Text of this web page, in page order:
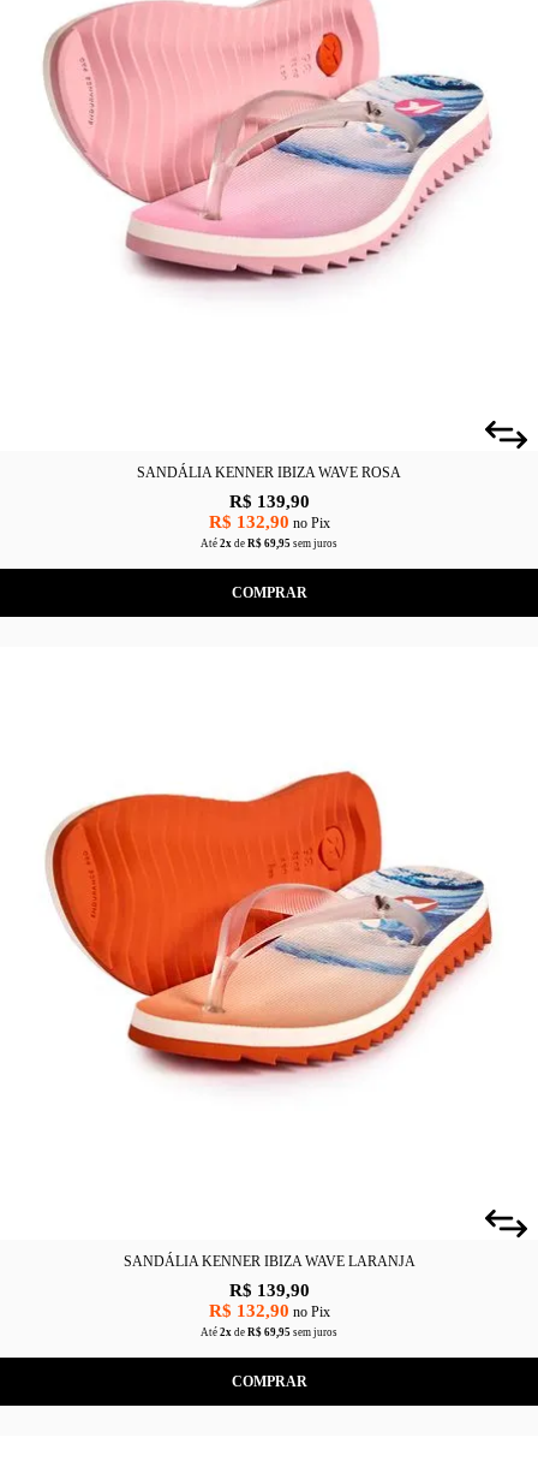
SANDÁLIA KENNER IBIZA WAVE ROSA
R$ 139,90
R$ 132,90 no Pix
Até 2x de R$ 69,95 sem juros
COMPRAR
SANDÁLIA KENNER IBIZA WAVE LARANJA
R$ 139,90
R$ 132,90 no Pix
Até 2x de R$ 69,95 sem juros
COMPRAR